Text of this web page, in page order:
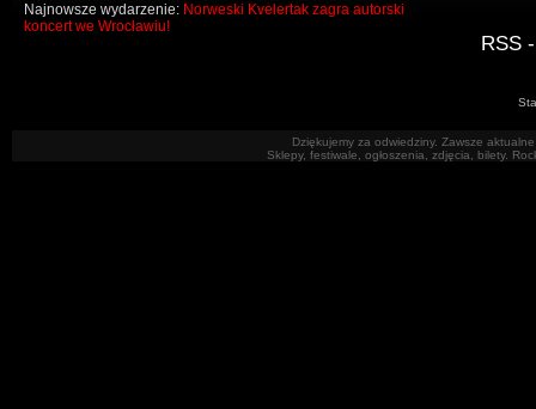
Najnowsze wydarzenie: Norweski Kvelertak zagra autorski
koncert we Wrocławiu!
RSS
Dziękujemy za odwiedziny. Zawsze
Sklepy, festiwale, ogłoszenia, zdjęcia, bilety.